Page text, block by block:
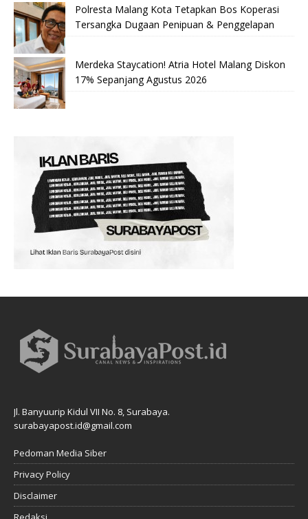
Polresta Malang Kota Tetapkan Bos Koperasi
Tersangka Dugaan Penipuan & Penggelapan
Merdeka Staycation! Atria Hotel Malang Diskon
17% Sepanjang Agustus 2026
Jl. Banyuurip Kidul VII No. 8, Surabaya.
surabayapost.id@gmail.com
Pedoman Media Siber
Privacy Policy
Disclaimer